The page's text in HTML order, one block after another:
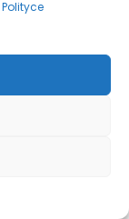
Polityce